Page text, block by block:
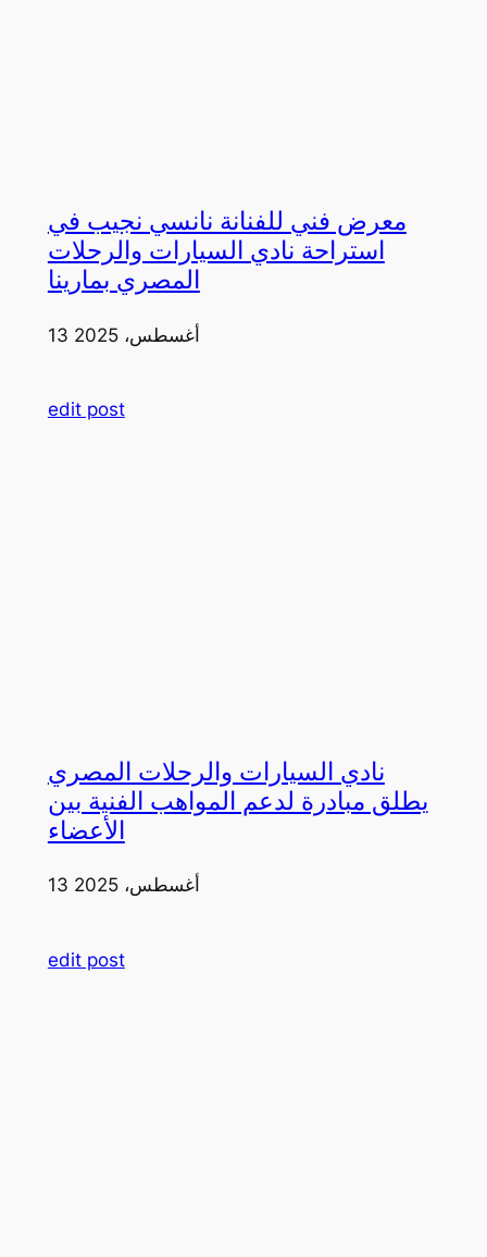
معرض فني للفنانة نانسي نجيب في
استراحة نادي السيارات والرحلات
المصري بمارينا
13 أغسطس، 2025
edit post
نادي السيارات والرحلات المصري
يطلق مبادرة لدعم المواهب الفنية بين
الأعضاء
13 أغسطس، 2025
edit post